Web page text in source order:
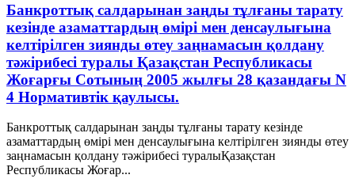
Банкроттық салдарынан заңды тұлғаны тарату
кезінде азаматтардың өмірі мен денсаулығына
келтірілген зиянды өтеу заңнамасын қолдану
тәжірибесі туралы Қазақстан Республикасы
Жоғарғы Сотының 2005 жылғы 28 қазандағы N
4 Нормативтік қаулысы.
Банкроттық салдарынан заңды тұлғаны тарату кезінде
азаматтардың өмірі мен денсаулығына келтірілген зиянды өтеу
заңнамасын қолдану тәжірибесі туралыҚазақстан
Республикасы Жоғар...